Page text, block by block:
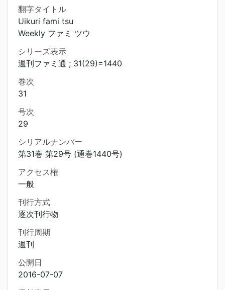
翻字タイトル
Uikuri fami tsu
Weekly ファミ ツウ
シリーズ表示
週刊ファミ通 ; 31(29)=1440
巻次
31
号次
29
シリアルナンバー
第31巻 第29号 (通巻1440号)
アクセス権
一般
刊行方式
逐次刊行物
刊行周期
週刊
公開日
2016-07-07